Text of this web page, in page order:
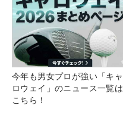
今年も男女プロが強い「キャ
ロウェイ」のニュース一覧は
こちら！